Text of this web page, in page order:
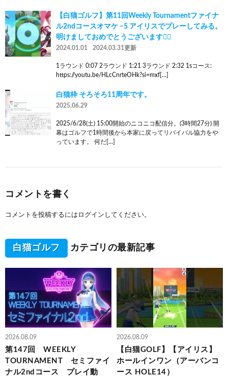
【白猫ゴルフ】第11回Weekly Tournamentファイナ
ル2ndコースオマケ −5 アイリスでプレーしてみる。
明けましておめでとうございます🙇‍♀️
2024.01.01 2024.03.31更新
1ラウンド 0:07 2ラウンド 1:21 3ラウンド 2:32 1sコース:
https://youtu.be/HLcCnrteOHk?si=mxf[…]
白猫枠 そろそろ11周年です。
2025.06.29
2025/6/28(土) 15:00開始のニコニコ配信分。(3時間27分) 開
幕はゴルフで1時間後から本家に戻ってリバイバル協力をや
っています。 何だ[…]
コメントを書く
コメントを投稿するには ログイン してください。
白猫ゴルフ カテゴリの最新記事
2026.08.09
第147回 WEEKLY
TOURNAMENT セミファイ
ナル2ndコース プレイ動
2026.08.09
【白猫GOLF】【アイリス】
ホールインワン（アーバンコ
ース HOLE14）